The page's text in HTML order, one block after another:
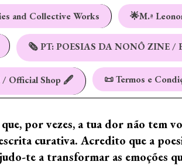
and Collective Works 🌟M.ª
🗞️ PT: POESIAS DA NONÔ ZINE /
/ Official Shop 🖋️ 📜 Termos e
por vezes, a tua dor não tem
curativa. Acredito que a
te a transformar as emoções